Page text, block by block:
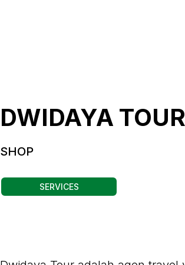
DWIDAYA
SHOP
SERVICES